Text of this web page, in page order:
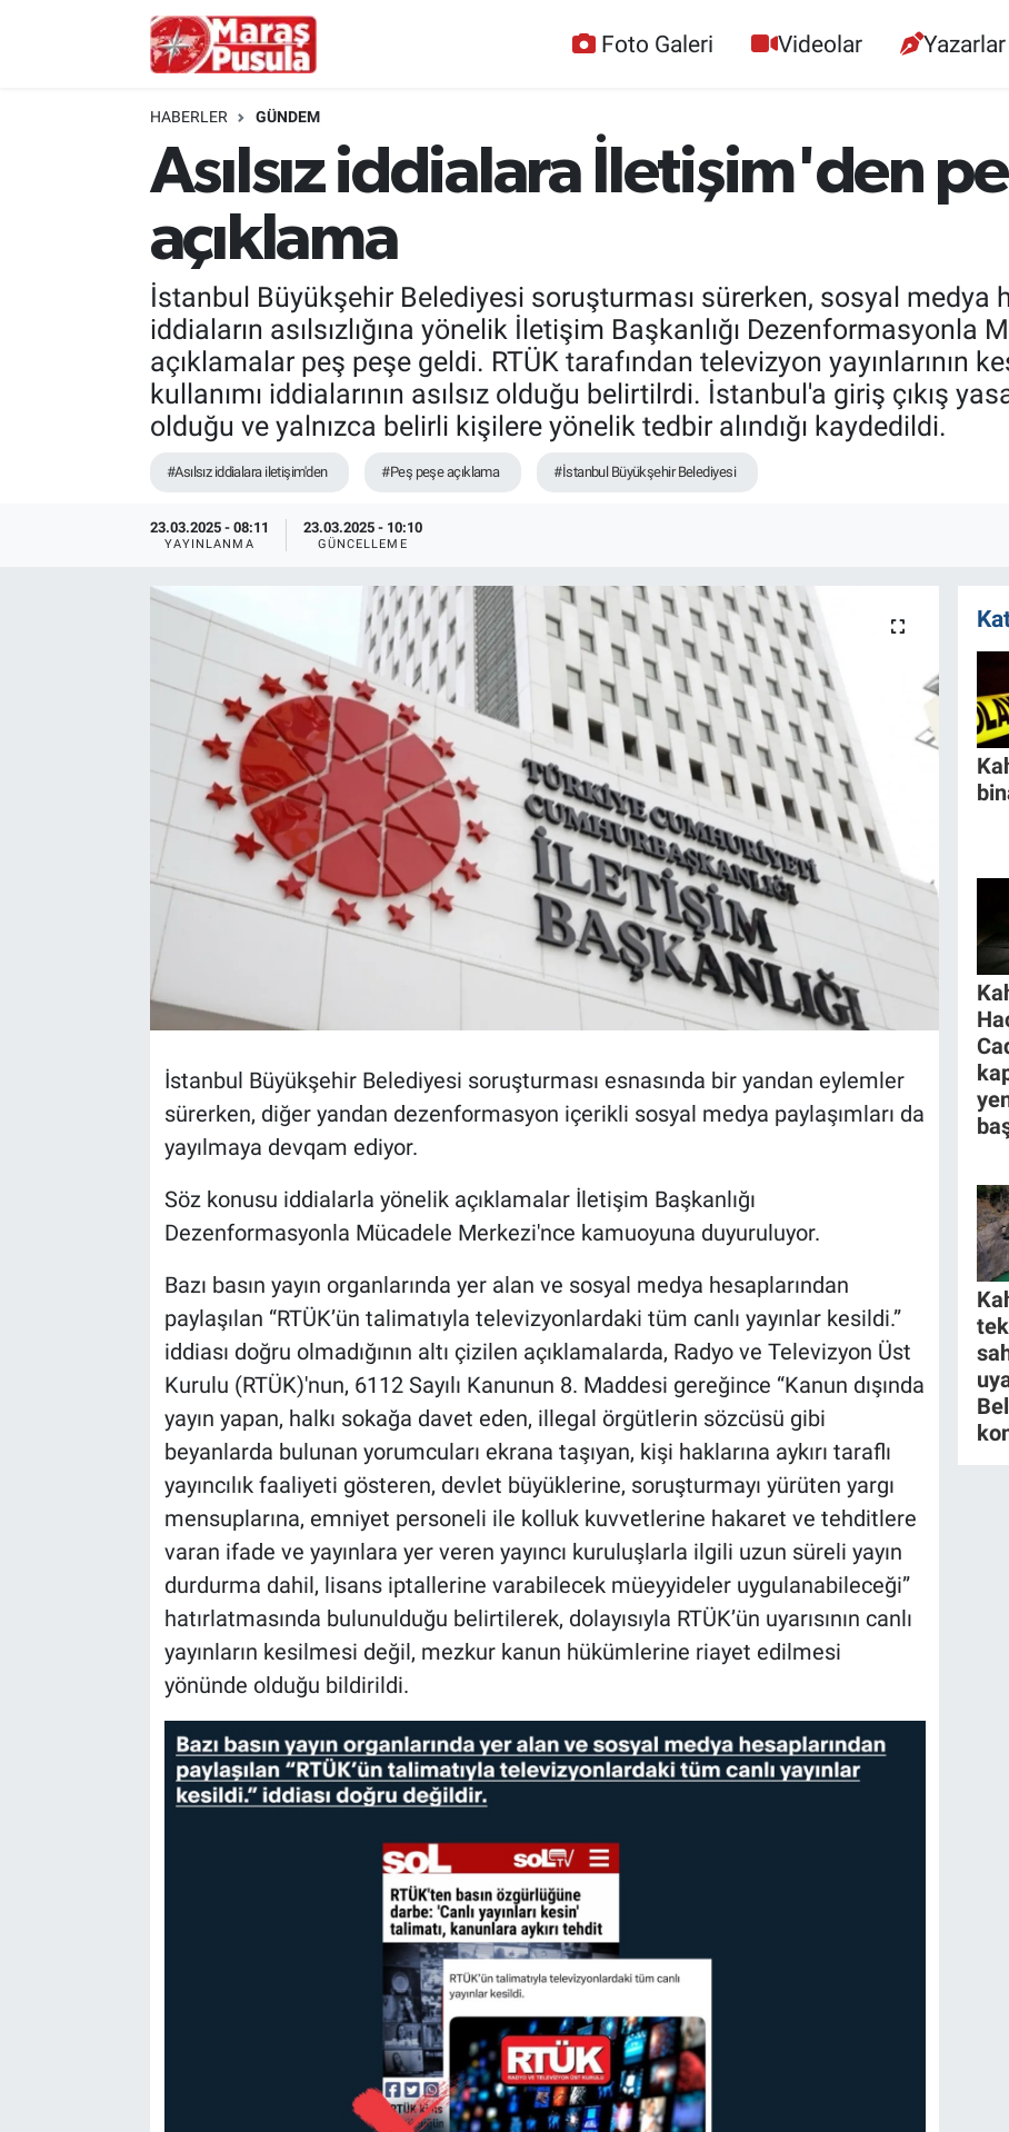
Foto Galeri Videolar Yazarlar
HABERLER GÜNDEM
Asılsız iddialara İletişim'den
açıklama
İstanbul Büyükşehir Belediyesi soruşturması sürerken, sosyal medya
iddiaların asılsızlığına yönelik İletişim Başkanlığı Dezenformasyonla
açıklamalar peş peşe geldi. RTÜK tarafından televizyon yayınlarının
kullanımı iddialarının asılsız olduğu belirtilrdi. İstanbul'a giriş çıkış
olduğu ve yalnızca belirli kişilere yönelik tedbir alındığı kaydedildi.
#Asılsız iddialara iletişim'den #Peş peşe açıklama #İstanbul Büyükşehir Belediyesi
23.03.2025 - 08:11
YAYINLANMA
23.03.2025 - 10:10
GÜNCELLEME
İstanbul Büyükşehir Belediyesi soruşturması esnasında bir yandan eylemler
sürerken, diğer yandan dezenformasyon içerikli sosyal medya paylaşımları da
yayılmaya devqam ediyor.
Söz konusu iddialarla yönelik açıklamalar İletişim Başkanlığı
Dezenformasyonla Mücadele Merkezi'nce kamuoyuna duyuruluyor.
Bazı basın yayın organlarında yer alan ve sosyal medya hesaplarından
paylaşılan “RTÜK’ün talimatıyla televizyonlardaki tüm canlı yayınlar kesildi.”
iddiası doğru olmadığının altı çizilen açıklamalarda, Radyo ve Televizyon Üst
Kurulu (RTÜK)'nun, 6112 Sayılı Kanunun 8. Maddesi gereğince “Kanun dışında
yayın yapan, halkı sokağa davet eden, illegal örgütlerin sözcüsü gibi
beyanlarda bulunan yorumcuları ekrana taşıyan, kişi haklarına aykırı taraflı
yayıncılık faaliyeti gösteren, devlet büyüklerine, soruşturmayı yürüten yargı
mensuplarına, emniyet personeli ile kolluk kuvvetlerine hakaret ve tehditlere
varan ifade ve yayınlara yer veren yayıncı kuruluşlarla ilgili uzun süreli yayın
durdurma dahil, lisans iptallerine varabilecek müeyyideler uygulanabileceği”
hatırlatmasında bulunulduğu belirtilerek, dolayısıyla RTÜK’ün uyarısının canlı
yayınların kesilmesi değil, mezkur kanun hükümlerine riayet edilmesi
yönünde olduğu bildirildi.
Kültür Sanat
TEKNOLOJİ
HABERDE İNSAN
İstanbul Hava Durumu
İstanbul Namaz Vakitleri
İstanbul Trafik Yoğunluk Haritası
Süper Lig Puan Durumu ve Fikstür
Tüm Manşetler
Son Dakika Haberleri